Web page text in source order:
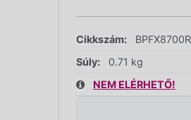
Cikkszám:
Súly:
0.71 kg
NEM ELÉRHETŐ!